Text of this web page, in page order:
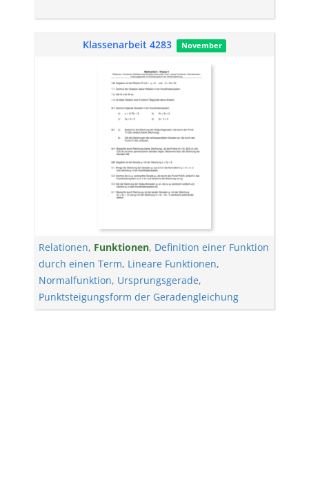
Klassenarbeit 4283 November
Relationen, Funktionen, Definition einer Funktion
durch einen Term, Lineare Funktionen,
Normalfunktion, Ursprungsgerade,
Punktsteigungsform der Geradengleichung